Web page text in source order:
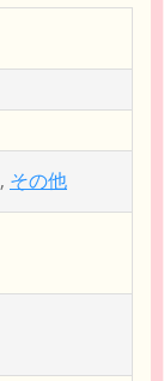
, その他